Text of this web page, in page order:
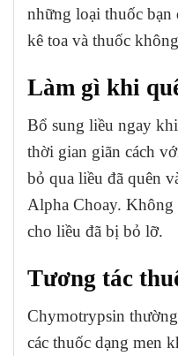
những loại thuốc bạn
kê toa và thuốc
Làm gì khi
Bổ sung liều ngay
thời gian giãn cách
bỏ qua liều đã quên
Alpha Choay. Không
cho liều đã bị bỏ lỡ.
Tương tác
Chymotrypsin
các thuốc dạng men